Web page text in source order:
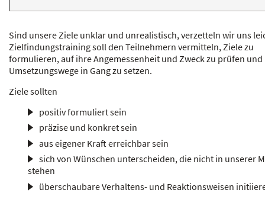
Sind unsere Ziele unklar und unrealistisch, verzetteln wir uns
Zielfindungstraining soll den Teilnehmern vermitteln, Ziele zu
formulieren, auf ihre Angemessenheit und Zweck zu prüfen und
Umsetzungswege in Gang zu setzen.
Ziele sollten
positiv formuliert sein
präzise und konkret sein
aus eigener Kraft erreichbar sein
sich von Wünschen unterscheiden, die nicht in unserer
stehen
überschaubare Verhaltens- und Reaktionsweisen